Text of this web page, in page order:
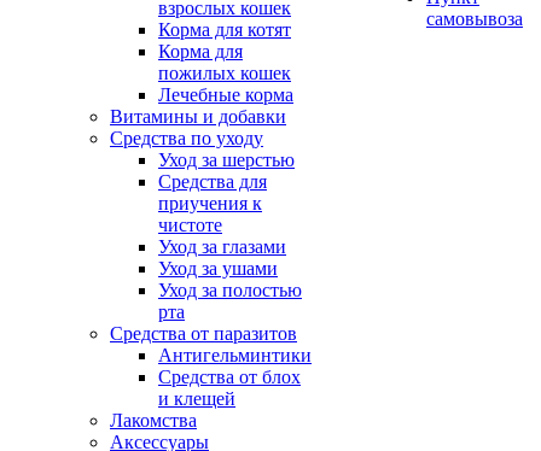
взрослых кошек
Корма для котят
Корма для
пожилых кошек
Лечебные корма
Витамины и добавки
Средства по уходу
Уход за шерстью
Средства для
приучения к
чистоте
Уход за глазами
Уход за ушами
Уход за полостью
рта
Средства от паразитов
Антигельминтики
Средства от блох
и клещей
Лакомства
Аксессуары
самовывоза